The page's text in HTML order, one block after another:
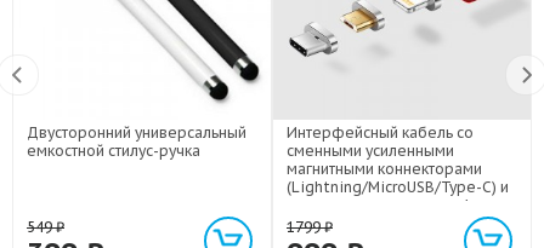
Двусторонний универсальный
емкостной стилус-ручка
549₽
Интерфейсный кабель со
сменными усиленными
магнитными коннекторами
(Lightning/MicroUSB/Type-C) и
световым индикатором 1м
1799₽